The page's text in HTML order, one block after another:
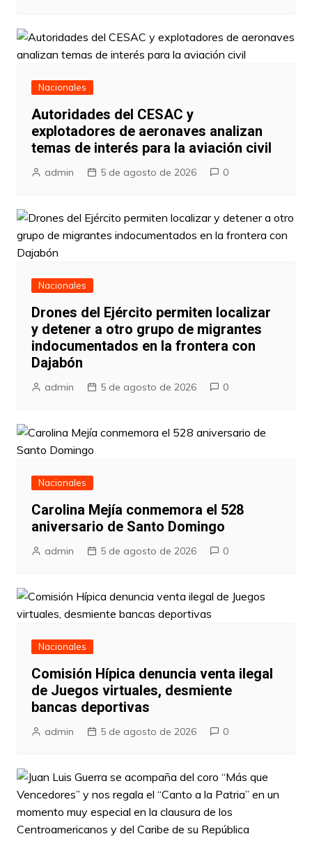
Nacionales
Autoridades del CESAC y
explotadores de aeronaves analizan
temas de interés para la aviación civil
admin 5 de agosto de 2026 0
Nacionales
Drones del Ejército permiten localizar
y detener a otro grupo de migrantes
indocumentados en la frontera con
Dajabón
admin 5 de agosto de 2026 0
Nacionales
Carolina Mejía conmemora el 528
aniversario de Santo Domingo
admin 5 de agosto de 2026 0
Nacionales
Comisión Hípica denuncia venta ilegal
de Juegos virtuales, desmiente
bancas deportivas
admin 5 de agosto de 2026 0